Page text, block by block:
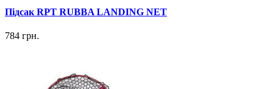
Підсак RPT RUBBA LANDING NET
784 грн.